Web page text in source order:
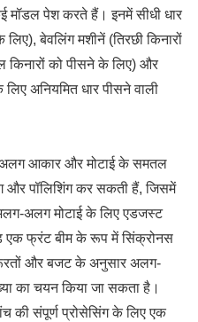
पेश करते हैं। इनमें सीधी धार
लिए), बेवलिंग मशीनें (तिरछी किनारों
किनारों को पीसने के लिए) और
अनियमित धार पीसने वाली
आकार और मोटाई के समतल
और पॉलिशिंग कर सकती हैं, जिसमें
अलग मोटाई के लिए एडजस्ट
एक फ्रंट बीम के रूप में सिंक्रोनस
और बजट के अनुसार अलग-
का चयन किया जा सकता है।
की संपूर्ण प्रोसेसिंग के लिए एक